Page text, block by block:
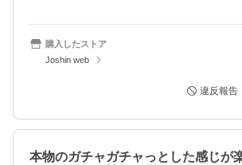
購入したストア
Joshin web
違反報告